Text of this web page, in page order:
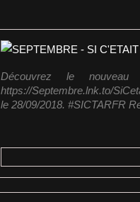
Découvrez le
https://Septembre.lnk.to/
le 28/09/2018. #SICTARFR